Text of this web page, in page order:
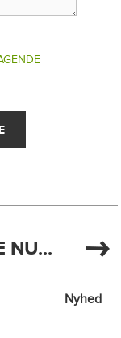
NU...